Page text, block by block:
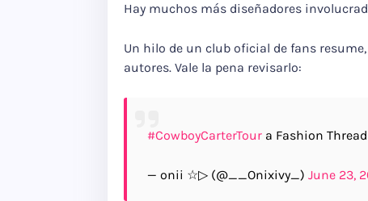
Hay muchos más diseñadores
Un hilo de un club oficial de fans
autores. Vale la pena revisarlo:
#CowboyCarterTour a Fashion
— onii ☆▷ (@__Onixivy_) June 23,